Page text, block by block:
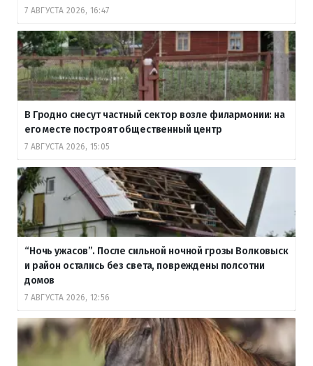
7 АВГУСТА 2026, 16:47
В Гродно снесут частный сектор возле филармонии: на
его месте построят общественный центр
7 АВГУСТА 2026, 15:05
“Ночь ужасов”. После сильной ночной грозы Волковыск
и район остались без света, повреждены полсотни
домов
7 АВГУСТА 2026, 12:56